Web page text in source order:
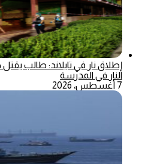
إطلاق نار في تايلاند: طالب
النار في المدرسة
7 أغسطس، 2026